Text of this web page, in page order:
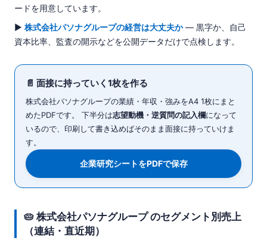
ードを用意しています。
▶ 株式会社パソナグループの経営は大丈夫か— 黒字か、自己
資本比率、監査の開示などを公開データだけで点検します。
📄 面接に持っていく1枚を作る
株式会社パソナグループの業績・年収・強みをA4 1枚にまと
めたPDFです。 下半分は志望動機・逆質問の記入欄になって
いるので、印刷して書き込めばそのまま面接に持っていけま
す。
企業研究シートをPDFで保存
🥧 株式会社パソナグループ のセグメント別売上
（連結・直近期）